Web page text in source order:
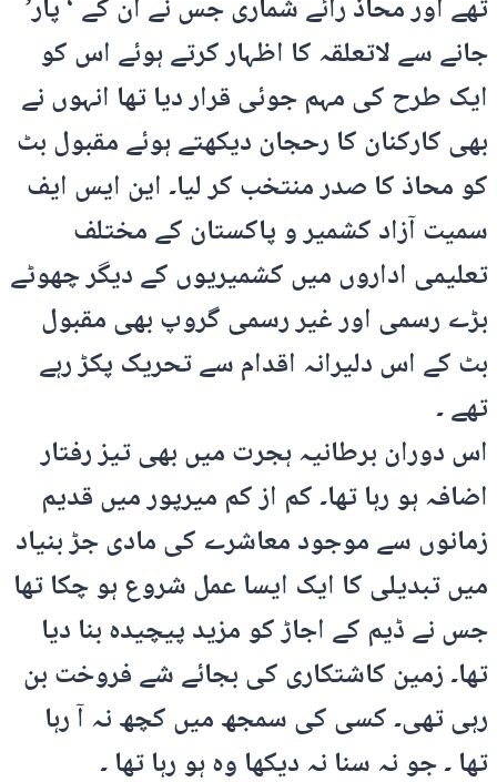
تھے اور محاذ رائے شماری جس نے ان کے ‘ پار’
جانے سے لاتعلقہ کا اظہار کرتے ہوئے اس کو
ایک طرح کی مہم جوئی قرار دیا تھا انہوں نے
بھی کارکنان کا رحجان دیکھتے ہوئے مقبول بٹ
کو محاذ کا صدر منتخب کر لیا۔ این ایس ایف
سمیت آزاد کشمیر و پاکستان کے مختلف
تعلیمی اداروں میں کشمیریوں کے دیگر چھوٹے
بڑے رسمی اور غیر رسمی گروپ بھی مقبول
بٹ کے اس دلیرانہ اقدام سے تحریک پکڑ رہے
تھے ۔
اس دوران برطانیہ ہجرت میں بھی تیز رفتار
اضافہ ہو رہا تھا۔ کم از کم میرپور میں قدیم
زمانوں سے موجود معاشرے کی مادی جڑ بنیاد
میں تبدیلی کا ایک ایسا عمل شروع ہو چکا تھا
جس نے ڈیم کے اجاڑ کو مزید پیچیدہ بنا دیا
تھا۔ زمین کاشتکاری کی بجائے شے فروخت بن
رہی تھی۔ کسی کی سمجھ میں کچھ نہ آ رہا
تھا ۔ جو نہ سنا نہ دیکھا وہ ہو رہا تھا ۔